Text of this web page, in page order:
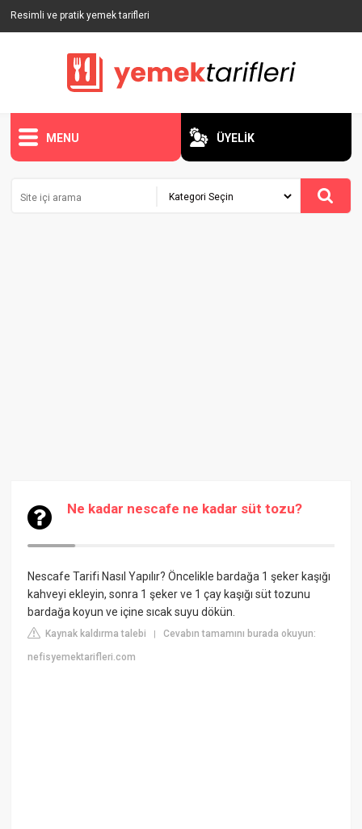
Resimli ve pratik yemek tarifleri
MENU ÜYELİK
Ne kadar nescafe ne kadar süt tozu?
Nescafe Tarifi Nasıl Yapılır? Öncelikle bardağa 1 şeker kaşığı
kahveyi ekleyin, sonra 1 şeker ve 1 çay kaşığı süt tozunu
bardağa koyun ve içine sıcak suyu dökün.
Kaynak kaldırma talebi |Cevabın tamamını burada okuyun:
nefisyemektarifleri.com